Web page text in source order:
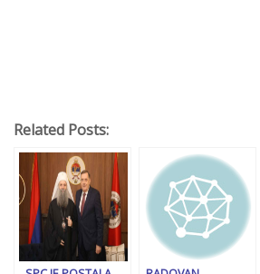
Related Posts: